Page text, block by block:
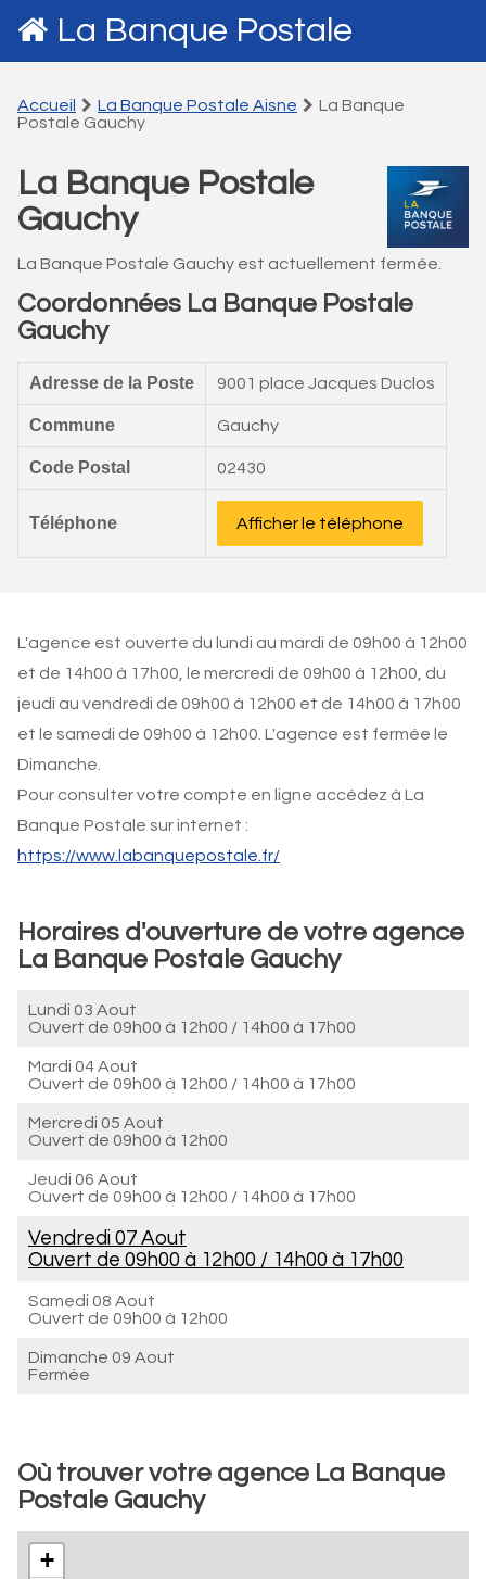
La Banque Postale
Accueil La Banque Postale Aisne
La Banque
Postale Gauchy
La Banque Postale
Gauchy
La Banque Postale Gauchy est actuellement fermée.
Coordonnées La Banque Postale
Gauchy
Adresse de la Poste 9001 place Jacques Duclos
Commune Gauchy
Code Postal 02430
Téléphone Afficher le téléphone
L'agence est ouverte du lundi au mardi de 09h00 à 12h00
et de 14h00 à 17h00, le mercredi de 09h00 à 12h00, du
jeudi au vendredi de 09h00 à 12h00 et de 14h00 à 17h00
et le samedi de 09h00 à 12h00. L'agence est fermée le
Dimanche.
Pour consulter votre compte en ligne accédez à La
Banque Postale sur internet :
https://www.labanquepostale.fr/
Horaires d'ouverture de votre agence
La Banque Postale Gauchy
Lundi 03 Aout
Ouvert de 09h00 à 12h00 / 14h00 à 17h00
Mardi 04 Aout
Ouvert de 09h00 à 12h00 / 14h00 à 17h00
Mercredi 05 Aout
Ouvert de 09h00 à 12h00
Jeudi 06 Aout
Ouvert de 09h00 à 12h00 / 14h00 à 17h00
Vendredi 07 Aout
Ouvert de 09h00 à 12h00 / 14h00 à 17h00
Samedi 08 Aout
Ouvert de 09h00 à 12h00
Dimanche 09 Aout
Fermée
Où trouver votre agence La Banque
Postale Gauchy
+